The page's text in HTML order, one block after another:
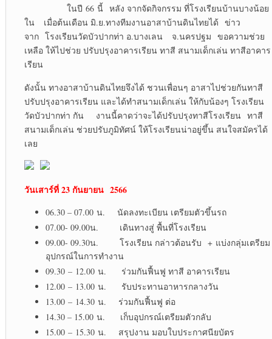
ในปี 66 นี้ หลัง จากจัดกิจกรรม ที่โรงเรียนบ้านบางน้อย
ใน เมื่อต้นเดือน มิ.ย.ทางทีมงานอาสาบ้านดินไทยได้ ข่าว
จาก โรงเรียนวัดบัวปากท่า อ.บางเลน
จ.นครปฐม ขอความช่วย
เหลือ ให้ไปช่วย ปรับปรุงอาคารเรียน ทาสี สนามเด็กเล่น ทาสีอาคาร
เรียน
ดังนั้น ทางอาสาบ้านดินไทยจึงได้ ชวนเพื่อนๆ อาสาไปช่วยกันทาสี
ปรับปรุงอาคารเรียน และได้ทำสนามเด็กเล่น ให้กับน้องๆ โรงเรียน
วัดบัวปากท่า กัน งานนี้คาดว่าจะได้ปรับปรุงทาสีโรงเรียน ทาสี
สนามเด็กเล่น ช่วยปรับภูมิทัศน์ ให้โรงเรียนน่าอยู่ขึ้น สนใจสมัครได้
เลย
วันเสาร์ที่ 23 กันยายน2566
06.30 – 07.00 น. นัดลงทะเบียน เตรียมตัวขึ้นรถ
07.00- 09.00น. เดินทางสู่ พื้นที่โรงเรียน
09.00- 09.30น. โรงเรียน กล่าวต้อนรับ + แบ่งกลุ่มเตรียม
อุปกรณ์ในการทำงาน
09.30 – 12.00 น. ร่วมกันฟื้นฟู ทาสี อาคารเรียน
12.00 – 13.00 น. รับประทานอาหารกลางวัน
13.00 – 14.30 น. ร่วมกันฟื้นฟู ต่อ
14.30 – 15.00 น. เก็บอุปกรณ์เตรียมตัวกลับ
15.00 – 15.30 น. สรุปงาน มอบใบประกาศนียบัตร